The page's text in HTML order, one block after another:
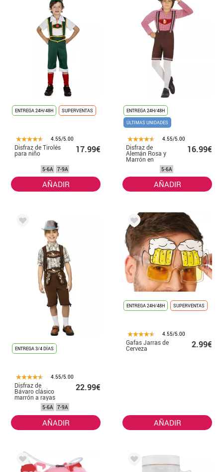
ENTREGA 24H/48H SUPERVENTAS
4.55/5.00
Disfraz de Tirolés
para niño 17.99€
5-6A 7-9A
AÑADIR
ENTREGA 24H/48H
ÚLTIMAS UNIDADES
4.55/5.00
Disfraz de
Alemán Rosa y
Marrón en
Terciopelo para
16.99€
5-6A
AÑADIR
ENTREGA 3/4 DÍAS
4.55/5.00
Disfraz de
Bávaro clásico
marrón a rayas
22.99€
5-6A 7-9A
AÑADIR
ENTREGA 24H/48H SUPERVENTAS
4.55/5.00
Gafas Jarras de
Cerveza 2.99€
AÑADIR